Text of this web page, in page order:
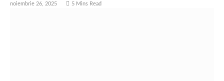
noiembrie 26, 2025 5 Mins Read